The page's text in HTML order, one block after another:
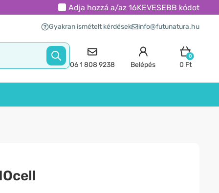
Adja hozzá a/az 16KEVESEBB kódot
Gyakran ismételt kérdések info@futunatura.hu
06 1 808 9238 Belépés
0
0 Ft